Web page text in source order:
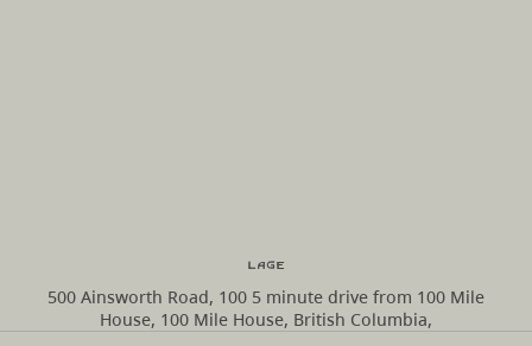
Lage
500 Ainsworth Road, 100 5 minute drive from 100 Mile
House, 100 Mile House, British Columbia,